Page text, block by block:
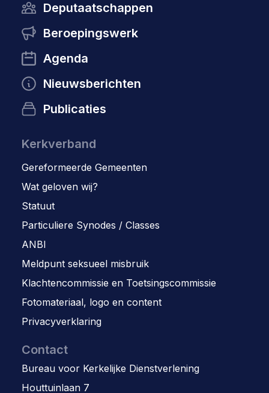
Deputaatschappen
Beroepingswerk
Agenda
Nieuwsberichten
Publicaties
Kerkverband
Gereformeerde Gemeenten
Wat geloven wij?
Statuut
Particuliere Synodes / Classes
ANBI
Meldpunt seksueel misbruik
Klachtencommissie en Toetsingscommissie
Fotomateriaal, logo en content
Privacyverklaring
Contact
Bureau voor Kerkelijke Dienstverlening
Houttuinlaan 7